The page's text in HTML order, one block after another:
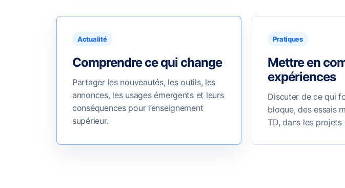
Actualité
Comprendre ce qui change
Partager les nouveautés, les outils, les
annonces, les usages émergents et leurs
conséquences pour l’enseignement
supérieur.
Pratiques
Mettre en
expériences
Discuter de ce qui
bloque, des essais
TD, dans les